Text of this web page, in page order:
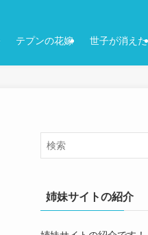
テプンの花嫁 世子が消えた
姉妹サイトの紹介